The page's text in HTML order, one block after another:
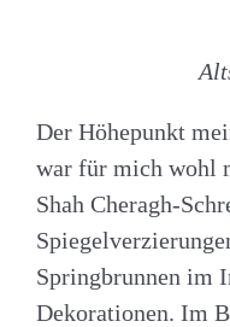
Der Höhepunkt
war für mich wohl
Shah Cheragh-
Springbrunnen im
Dekorationen. Im